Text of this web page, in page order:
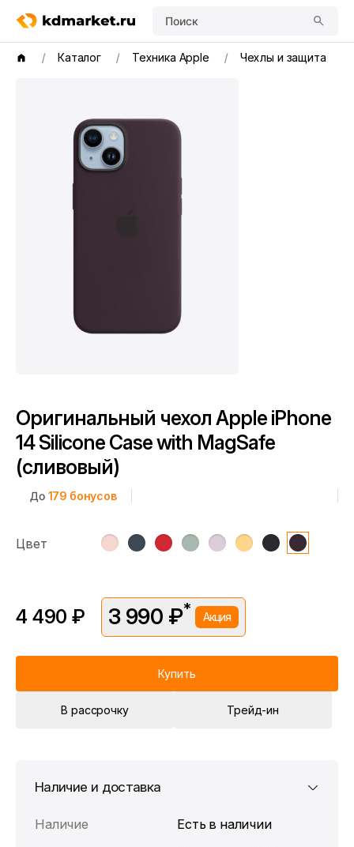
Поиск
Каталог Техника Apple Чехлы и защита
Оригинальный чехол Apple iPhone
14 Silicone Case with MagSafe
(сливовый)
До 179 бонусов
Цвет
4 490 ₽ 3 990 ₽* Акция
Цена без скидки —4 490 ₽. Подробности уточняйте у
Купить
В рассрочку Трейд-ин
Наличие и доставка
Наличие
Есть в наличии